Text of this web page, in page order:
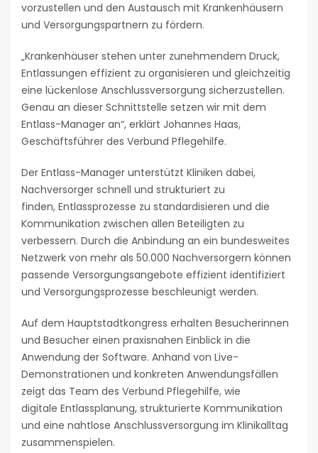
vorzustellen und den Austausch mit Krankenhäusern
und Versorgungspartnern zu fördern.
„Krankenhäuser stehen unter zunehmendem Druck,
Entlassungen effizient zu organisieren und gleichzeitig
eine lückenlose Anschlussversorgung sicherzustellen.
Genau an dieser Schnittstelle setzen wir mit dem
Entlass-Manager an“, erklärt Johannes Haas,
Geschäftsführer des Verbund Pflegehilfe.
Der Entlass-Manager unterstützt Kliniken dabei,
Nachversorger schnell und strukturiert zu
finden, Entlassprozesse zu standardisieren und die
Kommunikation zwischen allen Beteiligten zu
verbessern. Durch die Anbindung an ein bundesweites
Netzwerk von mehr als 50.000 Nachversorgern können
passende Versorgungsangebote effizient identifiziert
und Versorgungsprozesse beschleunigt werden.
Auf dem Hauptstadtkongress erhalten Besucherinnen
und Besucher einen praxisnahen Einblick in die
Anwendung der Software. Anhand von Live-
Demonstrationen und konkreten Anwendungsfällen
zeigt das Team des Verbund Pflegehilfe, wie
digitale Entlassplanung, strukturierte Kommunikation
und eine nahtlose Anschlussversorgung im Klinikalltag
zusammenspielen.